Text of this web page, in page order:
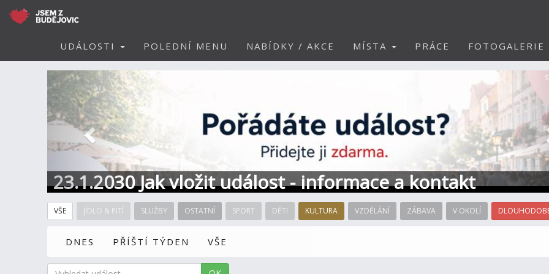
UDÁLOSTI POLEDNÍ MENU NABÍDKY / AKCE MÍSTA PRÁCE FOTOGALERIE
23.1.2030 Jak vložit událost - informace a kontakt
Předchozí
VŠE JÍDLO & PITÍ SLUŽBY OSTATNÍ SPORT DĚTI KULTURA VZDĚLÁNÍ ZÁBAVA V OKOLÍ
DNES PŘÍŠTÍ TÝDEN VŠE